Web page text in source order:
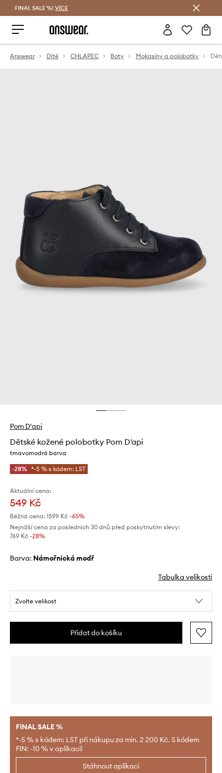
FINAL SALE %! VÍCE
Answear Dítě CHLAPEC Boty Mokasíny a polobotky
Pom D'api
Dětské kožené polobotky Pom D'api
tmavomodrá barva
-28% *-5 % s kódem: LST
Aktuální cena:
549 Kč
Běžná cena: 1599 Kč -65%
Nejnižší cena za posledních 30 dnů před poskytnutím slevy:
769 Kč -28%
Barva: námořnická modř
Tabulka velikosti
Zvolte velikost
Přidat do košíku
FINAL SALE %
*-5 % s kódem: LST při nákupu za min. 2 200 Kč. S kódem
FIN: -10 % v aplikaci!
Stáhnout aplikaci